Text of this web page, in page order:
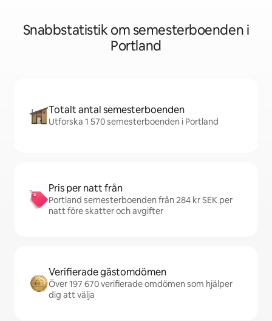
Snabbstatistik om semesterboenden i
Portland
Totalt antal semesterboenden
Utforska 1 570 semesterboenden i Portland
Pris per natt från
Portland semesterboenden från 284 kr SEK per
natt före skatter och avgifter
Verifierade gästomdömen
Över 197 670 verifierade omdömen som hjälper
dig att välja